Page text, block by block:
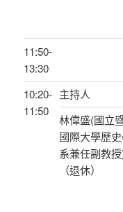
11:50-
13:30
10:20-
11:50
主持人
林偉盛(國立
國際大學歷
系兼任副教
（退休）